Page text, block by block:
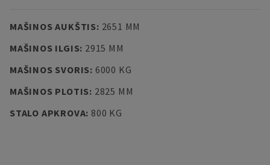
MAŠINOS AUKŠTIS: 2651 MM
MAŠINOS ILGIS: 2915 MM
MAŠINOS SVORIS: 6000 KG
MAŠINOS PLOTIS: 2825 MM
STALO APKROVA: 800 KG